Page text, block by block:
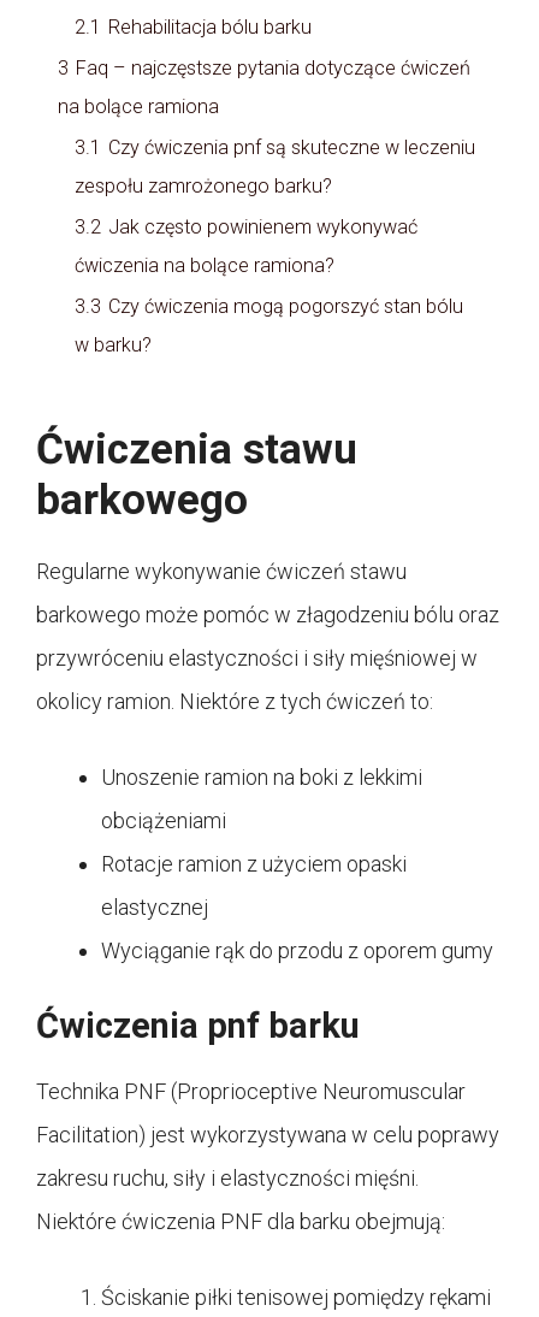
2.1
Rehabilitacja bólu barku
3 Faq – najczęstsze pytania dotyczące ćwiczeń
na bolące ramiona
3.1 Czy ćwiczenia pnf są skuteczne w leczeniu
zespołu zamrożonego barku?
3.2 Jak często powinienem wykonywać
ćwiczenia na bolące ramiona?
3.3 Czy ćwiczenia mogą pogorszyć stan bólu
w barku?
Ćwiczenia stawu
barkowego
Regularne wykonywanie ćwiczeń stawu
barkowego może pomóc w złagodzeniu bólu oraz
przywróceniu elastyczności i siły mięśniowej w
okolicy ramion. Niektóre z tych ćwiczeń to:
Unoszenie ramion na boki z lekkimi
obciążeniami
Rotacje ramion z użyciem opaski
elastycznej
Wyciąganie rąk do przodu z oporem gumy
Ćwiczenia pnf barku
Technika PNF (Proprioceptive Neuromuscular
Facilitation) jest wykorzystywana w celu poprawy
zakresu ruchu, siły i elastyczności mięśni.
Niektóre ćwiczenia PNF dla barku obejmują:
Ściskanie piłki tenisowej pomiędzy rękami